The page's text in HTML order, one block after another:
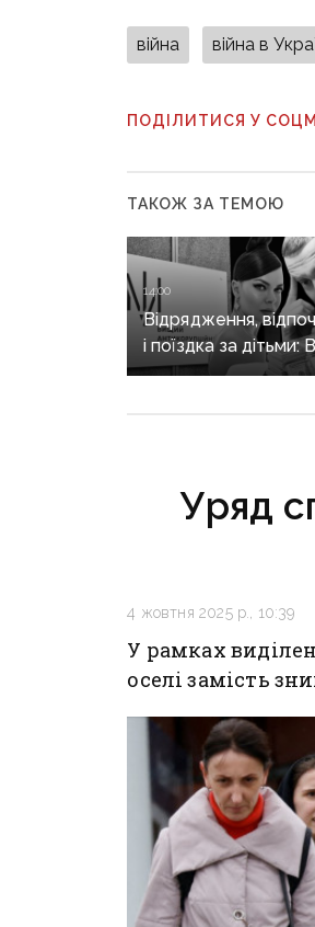
війна війна в
ПОДІЛИТИСЯ У
ТАКОЖ ЗА ТЕМОЮ
14:00
Відрядження,
і поїздка за дітьми:
знову відмовив
Уряд
4 жовтня 2025 р., 10:39
У рамках
оселі замість